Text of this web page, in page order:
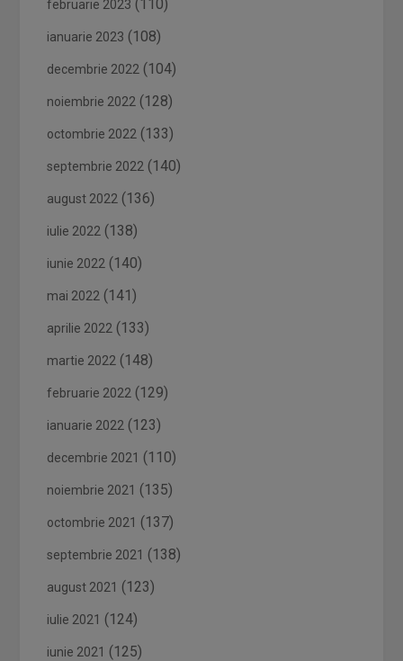
februarie 2023 (110)
ianuarie 2023 (108)
decembrie 2022 (104)
noiembrie 2022 (128)
octombrie 2022 (133)
septembrie 2022 (140)
august 2022 (136)
iulie 2022 (138)
iunie 2022 (140)
mai 2022 (141)
aprilie 2022 (133)
martie 2022 (148)
februarie 2022 (129)
ianuarie 2022 (123)
decembrie 2021 (110)
noiembrie 2021 (135)
octombrie 2021 (137)
septembrie 2021 (138)
august 2021 (123)
iulie 2021 (124)
iunie 2021 (125)